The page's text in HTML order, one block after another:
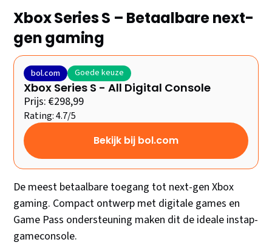
Xbox Series S – Betaalbare next-
gen gaming
bol.com Goede keuze
Xbox Series S - All Digital Console
Prijs: €298,99
Rating: 4.7/5
Bekijk bij bol.com
De meest betaalbare toegang tot next-gen Xbox
gaming. Compact ontwerp met digitale games en
Game Pass ondersteuning maken dit de ideale instap-
gameconsole.